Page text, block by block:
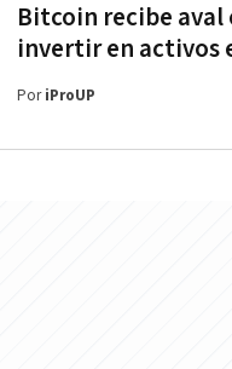
Bitcoin recibe aval
invertir en activos
PoriProUP